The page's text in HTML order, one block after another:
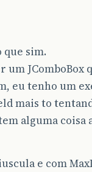
que sim.
um JComboBox
eu tenho um
mais to
alguma
e com